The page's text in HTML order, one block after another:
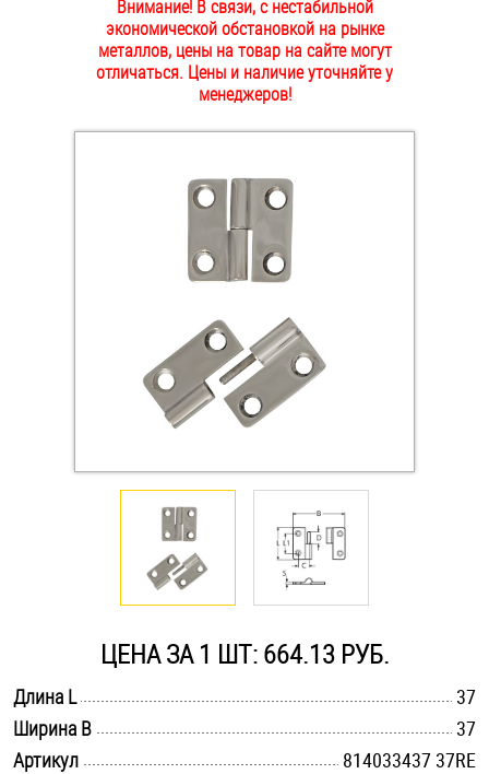
ОПЛАТА И ДОСТАВКА
НАШИ МАГАЗИНЫ
Втулки
Дюймовый крепёж
Заклепки (Гайки-Заклепки)
Крюки, кольца с метрической резьбой
Крюки, кольца с шурупной резьбой
Оснастка и аксессуары для яхт
Саморезы и шурупы
Стопорные кольца
Внимание! В связи, с нестабильной
экономической обстановкой на рынке
металлов, цены на товар на сайте могут
отличаться. Цены и наличие уточняйте у
менеджеров!
ЦЕНА ЗА 1 ШТ: 664.13 РУБ.
Длина L
37
Ширина B
37
Артикул
814033437 37RE